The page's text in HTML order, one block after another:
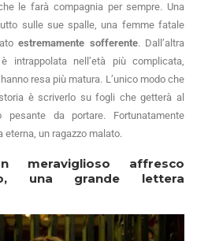
le farà compagnia per sempre. Una
sulle sue spalle, una femme fatale
estremamente sofferente. Dall’altra
intrappolata nell’età più complicata,
resa più matura. L’unico modo che
è scriverlo su fogli che getterà al
da portare. Fortunatamente
eterna, un ragazzo malato.
meraviglioso affresco
una grande lettera